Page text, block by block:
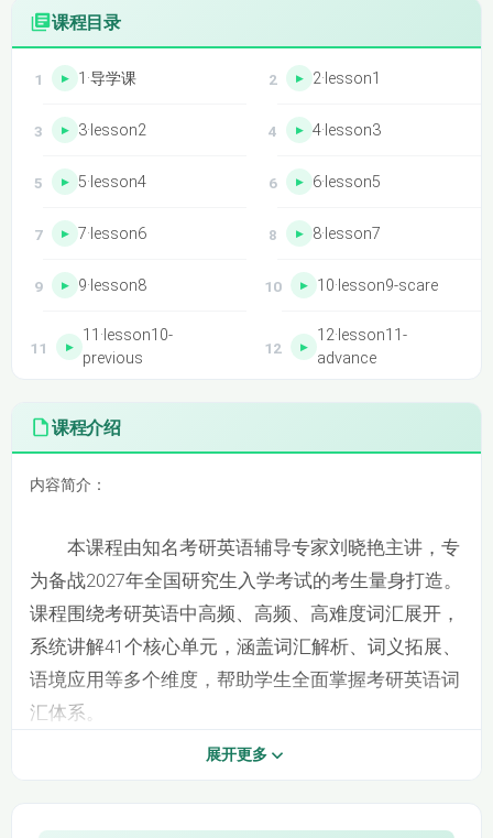
课程目录
1·导学课 2·lesson1
3·lesson2 4·lesson3
5·lesson4 6·lesson5
7·lesson6 8·lesson7
9·lesson8 10·lesson9-scare
11·lesson10-
previous
12·lesson11-
advance
desirable
15·Lesson14
19·lesson18-tense 20·lesson19-relate
21·lesson20 22·lesson21
23·lesson22 24·lesson23
课程介绍
内容简介：
本课程由知名考研英语辅导专家刘晓艳主讲，专
为备战2027年全国研究生入学考试的考生量身打造。
课程围绕考研英语中高频、高频、高难度词汇展开，
系统讲解41个核心单元，涵盖词汇解析、词义拓展、
语境应用等多个维度，帮助学生全面掌握考研英语词
汇体系。
题与高频考点，深入剖析考研英语中常见的难点词
展开更多